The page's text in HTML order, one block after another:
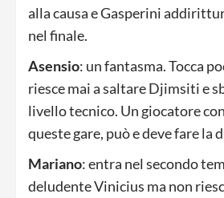
alla causa e Gasperini
nel finale.
Asensio: un fantasma. Tocca
riesce mai a saltare Djimsiti e
livello tecnico. Un giocatore
queste gare, può e deve fare la
Mariano: entra nel secondo
deludente Vinicius ma non